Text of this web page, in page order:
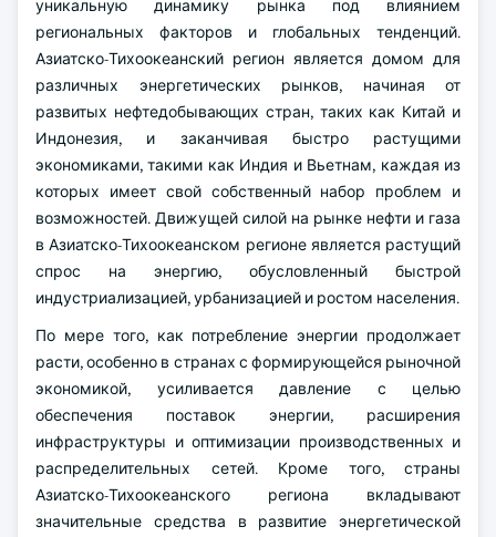
уникальную динамику рынка под влиянием
региональных факторов и глобальных тенденций.
Азиатско-Тихоокеанский регион является домом для
различных энергетических рынков, начиная от
развитых нефтедобывающих стран, таких как Китай и
Индонезия, и заканчивая быстро растущими
экономиками, такими как Индия и Вьетнам, каждая из
которых имеет свой собственный набор проблем и
возможностей. Движущей силой на рынке нефти и газа
в Азиатско-Тихоокеанском регионе является растущий
спрос на энергию, обусловленный быстрой
индустриализацией, урбанизацией и ростом населения.
По мере того, как потребление энергии продолжает
расти, особенно в странах с формирующейся рыночной
экономикой, усиливается давление с целью
обеспечения поставок энергии, расширения
инфраструктуры и оптимизации производственных и
распределительных сетей. Кроме того, страны
Азиатско-Тихоокеанского региона вкладывают
значительные средства в развитие энергетической